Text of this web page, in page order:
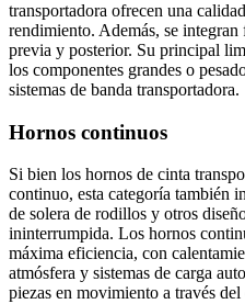
transportadora ofrecen una
rendimiento. Además, se
previa y posterior. Su principal
los componentes grandes o
sistemas de banda transportadora.
Hornos continuos
Si bien los hornos de cinta
continuo, esta categoría también
de solera de rodillos y otros
ininterrumpida. Los hornos
máxima eficiencia, con
atmósfera y sistemas de carga
piezas en movimiento a través